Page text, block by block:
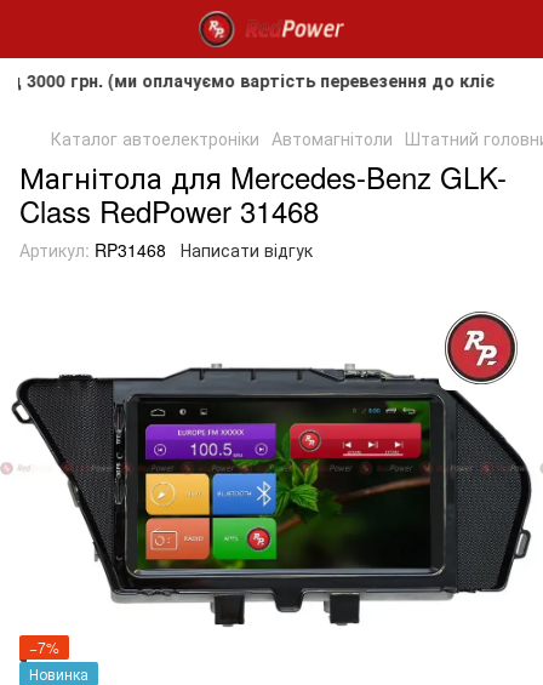
(ми оплачуємо вартість перевезення до клієнта, але
Каталог автоелектроніки Автомагнітоли Штатний
Магнітола для Mercedes-Benz GLK-
Class RedPower 31468
Артикул: RP31468 Написати відгук
−7%
Новинка